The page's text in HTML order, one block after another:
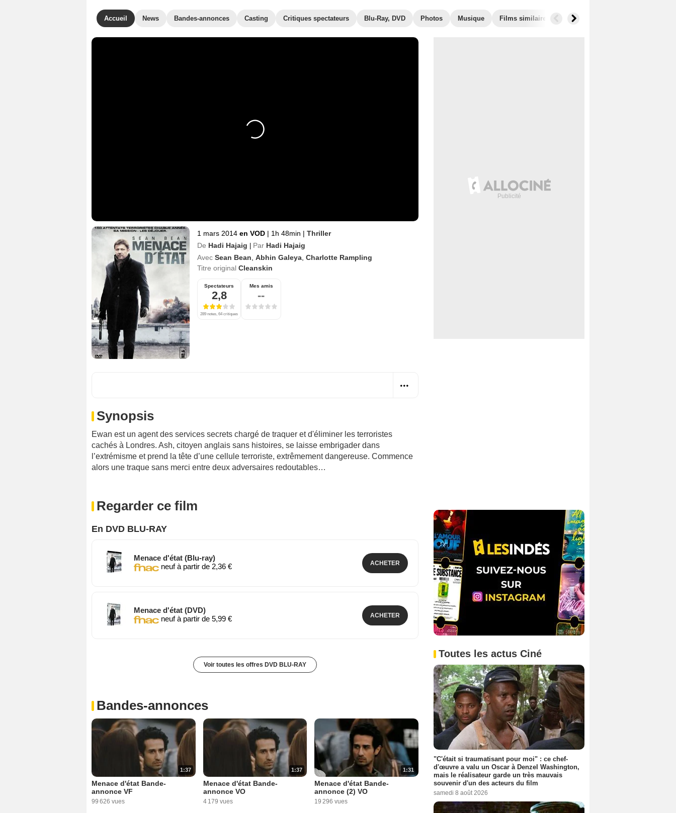
Accueil News Bandes-annonces Casting Critiques spectateurs Blu-Ray, DVD Photos Musique Films similaires
1 mars 2014 en VOD | 1h 48min | Thriller
De Hadi Hajaig | Par Hadi Hajaig
Avec Sean Bean Abhin Galeya Charlotte Rampling
Titre original Cleanskin
Spectateurs
2,8
289 notes, 64 critiques
Mes amis
--
Synopsis
Ewan est un agent des services secrets chargé de traquer et d'éliminer les terroristes
cachés à Londres. Ash, citoyen anglais sans histoires, se laisse embrigader dans
l’extrémisme et prend la tête d’une cellule terroriste, extrêmement dangereuse. Commence
alors une traque sans merci entre deux adversaires redoutables…
Regarder ce film
En DVD BLU-RAY
Menace d'état (Blu-ray)
neuf à partir de 2,36 €
ACHETER
Menace d'état (DVD)
neuf à partir de 5,99 €
ACHETER
Voir toutes les offres DVD BLU-RAY
Bandes-annonces
1:37
Menace d'état Bande-
annonce VF
99 626 vues
1:37
Menace d'état Bande-
annonce VO
4 179 vues
1:31
Menace d'état Bande-
annonce (2) VO
19 296 vues
Toutes les actus Ciné
"C'était si traumatisant pour moi" : ce chef-
d'œuvre a valu un Oscar à Denzel Washington,
mais le réalisateur garde un très mauvais
souvenir d'un des acteurs du film
samedi 8 août 2026